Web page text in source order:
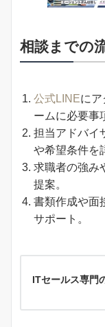
相談までの
公式LINEにア
ームに必要事
担当アドバイ
や希望条件を
求職者の強み
提案。
書類作成や面
サポート。
ITセールス専門